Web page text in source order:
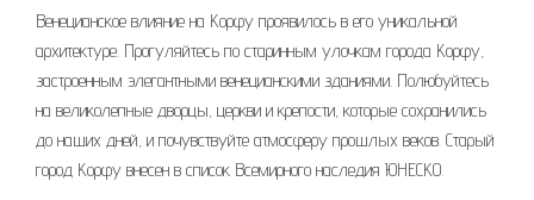
Венецианское влияние на Корфу проявилось в его уникальной
архитектуре. Прогуляйтесь по старинным улочкам города Корфу,
застроенным элегантными венецианскими зданиями. Полюбуйтесь
на великолепные дворцы, церкви и крепости, которые сохранились
до наших дней, и почувствуйте атмосферу прошлых веков. Старый
город Корфу внесен в список Всемирного наследия ЮНЕСКО.